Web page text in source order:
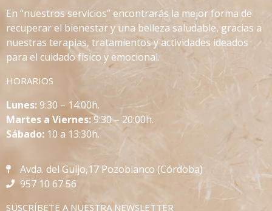
En “nuestros servicios” encontrarás la mejor forma de
recuperar el bienestar y una belleza saludable, gracias a
nuestras terapias, tratamientos y actividades ideados
para el cuidado físico y emocional.
HORARIOS
Lunes:9:30 – 14:00h.
Martes a Viernes:9:30 – 20:00h.
Sábado: 10 a 13:30h.
Avda. del Guijo,17 Pozoblanco (Córdoba)
957 10 67 56
SUSCRÍBETE A NUESTRA NEWSLETTER